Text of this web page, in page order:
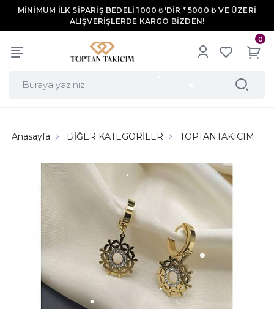
MİNİMUM İLK SİPARİŞ BEDELİ 1000 ₺'DİR * 5000 ₺ VE ÜZERİ
ALIŞVERİŞLERDE KARGO BİZDEN!
0
Anasayfa DİĞER KATEGORİLER TOPTANTAKICIM